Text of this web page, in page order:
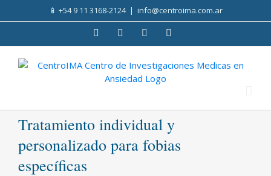
to
📱 +54 9 11 3168-2124 | info@centroima.com.ar
FacebookInstagramTwitter
Tratamiento individual y
personalizado para fobias
específicas